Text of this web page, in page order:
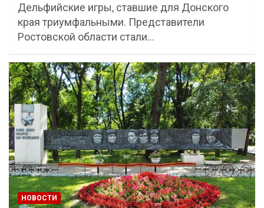
Дельфийские игры, ставшие для Донского
края триумфальными. Представители
Ростовской области стали…
НОВОСТИ